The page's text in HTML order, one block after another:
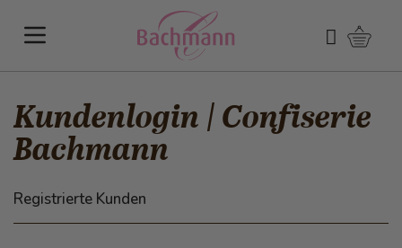
Suchen
Kundenlogin | Confiserie
Bachmann
Registrierte Kunden